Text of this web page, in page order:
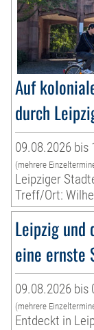
Auf
durch
09.08.2026 bis
(mehrere
Leipziger
Treff/Ort:
Leipzig und
eine ernste
09.08.2026 bis
(mehrere
Entdeckt in